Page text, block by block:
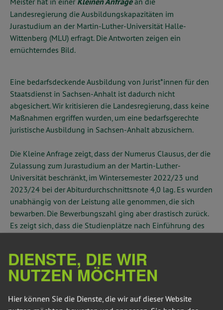
Landesregierung die Ausbildungskapazitäten im
Jurastudium an der Martin-Luther-Universität Halle-
Wittenberg (MLU) erfragt. Die Antworten zeigen ein
ernüchterndes Bild.
Eine bedarfsdeckende Ausbildung von Jurist*innen für den
Staatsdienst in Sachsen-Anhalt ist dadurch nicht
abgesichert. Wir kritisieren die Landesregierung, dass keine
Maßnahmen ergriffen wurden, um eine bedarfsgerechte
juristische Ausbildung in Sachsen-Anhalt abzusichern.
Die Kleine Anfrage zeigt, dass der Numerus Clausus, der die
Zulassung zum Jurastudium an der Martin-Luther-
Universität beschränkt, im Wintersemester 2022/23 und
2023/24 bei der Abiturdurchschnittsnote 4,0 lag. Es wurden
unabhängig von der Leistung alle genommen, die sich
bewarben. Die Bewerbungszahl ging aber drastisch zurück.
Es zeigt sich, dass die Studienplätze nach Einführung des
blieben unbesetzt. „Dieser absurde Numerus Clausus erfüllt
nur eine einzige Funktion: Er hält junge interessierte
Martin-Luther-Universität ab. Es ist ein ‚Abschreckungs
DIENSTE, DIE WIR
NUTZEN MÖCHTEN
Hier können Sie die Dienste, die wir auf dieser Website